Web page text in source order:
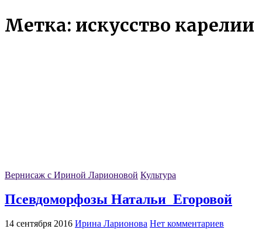
Метка: искусство карелии
Вернисаж с Ириной Ларионовой Культура
Псевдоморфозы Натальи Егоровой
14 сентября 2016 Ирина Ларионова Нет комментариев